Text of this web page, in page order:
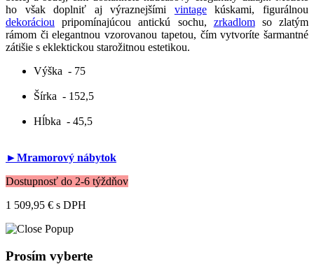
ho však doplniť aj výraznejšími vintagekúskami, figurálnou
dekoráciou pripomínajúcou antickú sochu, zrkadlomso zlatým
rámom či elegantnou vzorovanou tapetou, čím vytvoríte šarmantné
zátišie s eklektickou starožitnou estetikou.
Výška - 75
Šírka - 152,5
Hĺbka - 45,5
►Mramorový nábytok
Dostupnosť do 2-6 týždňov
1 509,95 € s DPH
Prosím vyberte